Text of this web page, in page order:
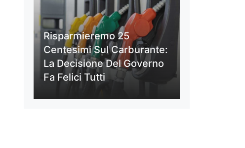
Risparmieremo 25
Centesimi Sul Carburante:
La Decisione Del Governo
Fa Felici Tutti